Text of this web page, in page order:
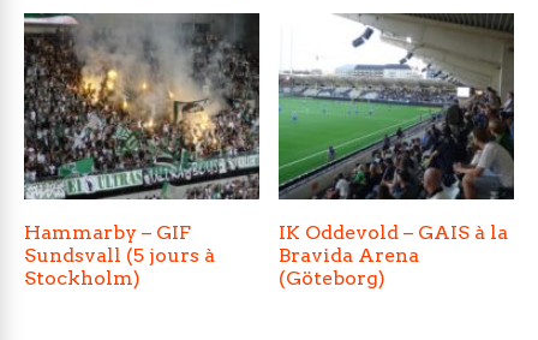
Hammarby – GIF
Sundsvall (5 jours à
Stockholm)
IK Oddevold – GAIS à la
Bravida Arena
(Göteborg)